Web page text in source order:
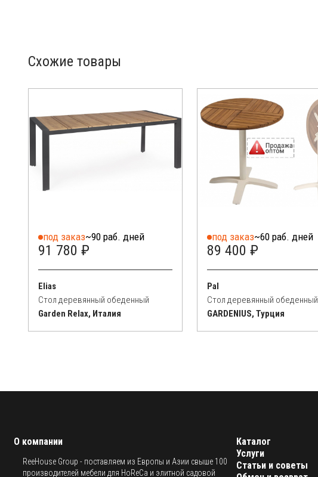
Схожие товары
под заказ~90 раб. дней
91 780 ₽
Elias
Стол деревянный обеденный
Garden Relax, Италия
под заказ~60 раб. дней
89 400 ₽
Pal
Стол деревянный обеденный
GARDENIUS, Турция
О компании
ReeHouse Group - поставляем из Европы и Азии свыше 100
производителей мебели для HoReCa и элитной садовой
Каталог
Услуги
Статьи и советы